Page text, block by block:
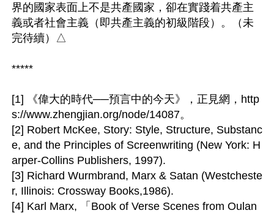
界的國家表面上不是共產國家，卻在實踐着共產主
義或者社會主義（即共產主義的初級階段）。（未
完待續）△
*****
[1] 《偉大的時代──預言中的今天》，正見網，http
s://www.zhengjian.org/node/14087。
[2] Robert McKee, Story: Style, Structure, Substanc
e, and the Principles of Screenwriting (New York: H
arper-Collins Publishers, 1997).
[3] Richard Wurmbrand, Marx & Satan (Westcheste
r, Illinois: Crossway Books,1986).
[4] Karl Marx, 「Book of Verse Scenes from Oulan